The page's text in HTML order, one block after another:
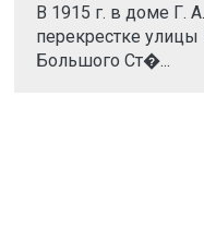
В 1915 г. в доме Г.
перекрестке
Большого Ст�...